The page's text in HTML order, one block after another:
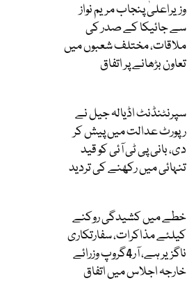
وزیراعلیٰ پنجاب مریم نواز
سے جائیکا کے صدر کی
ملاقات، مختلف شعبوں میں
تعاون بڑھانے پر اتفاق
سپرنٹنڈنٹ اڈیالہ جیل نے
رپورٹ عدالت میں پیش کر
دی، بانی پی ٹی آئی کو قید
تنہائی میں رکھنے کی تردید
خطے میں کشیدگی روکنے
کیلئے مذاکرات، سفارتکاری
ناگزیر ہے، آر4گروپ وزرائے
خارجہ اجلاس میں اتفاق